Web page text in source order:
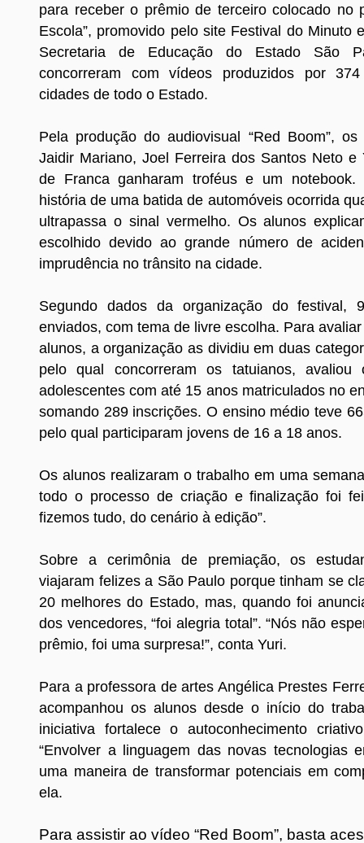
para receber o prêmio de terceiro colocado no
Escola”, promovido pelo site Festival do Minuto
Secretaria de Educação do Estado São
concorreram com vídeos produzidos por
cidades de todo o Estado.
Pela produção do audiovisual “Red Boom”,
Jaidir Mariano, Joel Ferreira dos Santos Neto e
de Franca ganharam troféus e um
história de uma batida de automóveis ocorrida
ultrapassa o sinal vermelho. Os alunos
escolhido devido ao grande número de
imprudência no trânsito na cidade.
Segundo dados da organização do festival,
enviados, com tema de livre escolha. Para
alunos, a organização as dividiu em duas
pelo qual concorreram os tatuianos, avaliou
adolescentes com até 15 anos matriculados no
somando 289 inscrições. O ensino médio teve
pelo qual participaram jovens de 16 a 18 anos.
Os alunos realizaram o trabalho em uma
todo o processo de criação e finalização foi
fizemos tudo, do cenário à edição”.
Sobre a cerimônia de premiação, os
viajaram felizes a São Paulo porque tinham se
20 melhores do Estado, mas, quando foi
dos vencedores, “foi alegria total”. “Nós não
prêmio, foi uma surpresa!”, conta Yuri.
Para a professora de artes Angélica Prestes
acompanhou os alunos desde o início do
iniciativa fortalece o autoconhecimento
“Envolver a linguagem das novas tecnologias
uma maneira de transformar potenciais em
ela.
Para assistir ao vídeo “Red Boom”, basta